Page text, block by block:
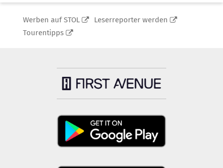
Werben auf STOL
Leserreporter werden
Tourentipps